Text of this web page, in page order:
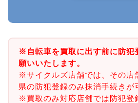
※自転車を買取に出す前に防犯
願いいたします。
※サイクルズ店舗では、その店
県の防犯登録のみ抹消手続きが
※買取のみ対応店舗では防犯登